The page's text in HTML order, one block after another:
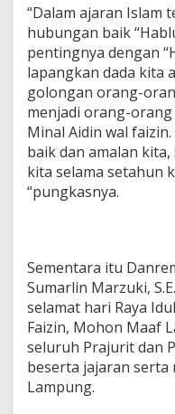
d
a
n
M
a
s
y
a
r
a
k
“Dalam ajaran Islam
hubungan baik
pentingnya dengan
lapangkan dada kita
golongan orang-
menjadi orang-
Minal Aidin wal
baik dan amalan
kita selama setahun
“pungkasnya.
Sementara itu
Sumarlin Marzuki,
selamat hari Raya
Faizin, Mohon Maaf
seluruh Prajurit dan
beserta jajaran serta
Lampung.